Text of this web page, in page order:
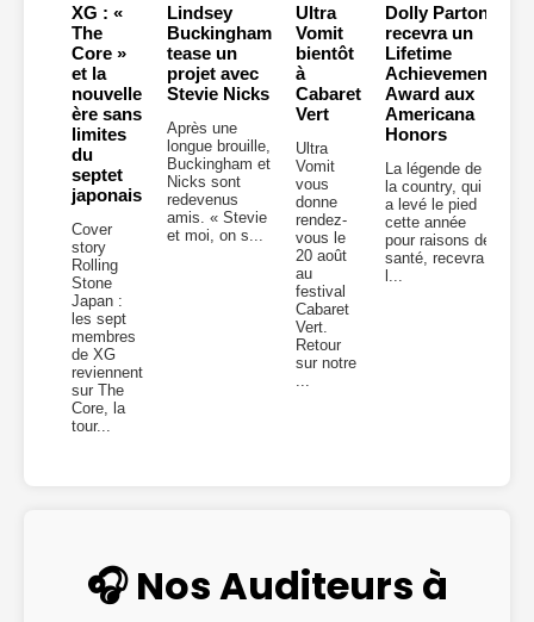
XG : «
The
Core »
et la
nouvelle
ère sans
limites
du
septet
japonais
Cover
story
Rolling
Stone
Japan :
les sept
membres
de XG
reviennent
sur The
Core, la
tour...
Lindsey
Buckingham
tease un
projet avec
Stevie Nicks
Après une
longue brouille,
Buckingham et
Nicks sont
redevenus
amis. « Stevie
et moi, on s...
Ultra
Vomit
bientôt
à
Cabaret
Vert
Ultra
Vomit
vous
donne
rendez-
vous le
20 août
au
festival
Cabaret
Vert.
Retour
sur notre
Dolly Parton
recevra un
Lifetime
Achievement
Award aux
Americana
Honors
La légende de
la country, qui
a levé le pied
cette année
pour raisons de
santé, recevra
l...
🎧 Nos Auditeurs à